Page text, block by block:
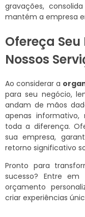
gravações,
mantém a empresa
Ofereça
Nossos
Ao considerar a
para seu negócio,
andam de mãos
apenas
toda a diferença.
sua empresa,
retorno significativo
Pronto para
sucesso? Entre
orçamento
criar experiências